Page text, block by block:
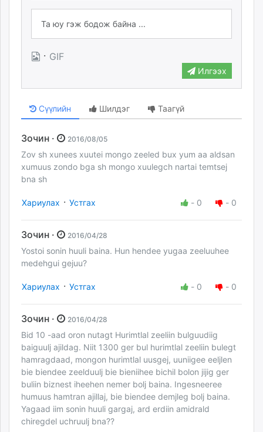
· GIF
Илгээх
Сүүлийн Шилдэг Таагүй
Зочин · 2016/08/05
Zov sh xunees xuutei mongo zeeled bux yum aa aldsan
xumuus zondo bga sh mongo xuulegch nartai temtsej
bna sh
Хариулах · Устгах - 0 - 0
Зочин · 2016/04/28
Yostoi sonin huuli baina. Hun hendee yugaa zeeluuhee
medehgui gejuu?
Хариулах · Устгах - 0 - 0
Зочин · 2016/04/28
Bid 10 -aad oron nutagt Hurimtlal zeeliin bulguudiig
baiguulj ajildag. Niit 1300 ger bul hurimtlal zeeliin bulegt
hamragdaad, mongon hurimtlal uusgej, uuniigee eeljlen
bie biendee zeelduulj bie bieniihee bichil bolon jijig ger
buliin biznest iheehen nemer bolj baina. Ingesneeree
humuus hamtran ajillaj, bie biendee demjleg bolj baina.
Yagaad iim sonin huuli gargaj, ard erdiin amidrald
chiregdel uchruulj bna??